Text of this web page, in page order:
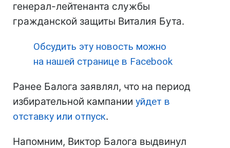
генерал-лейтенанта службы
гражданской защиты Виталия Бута.
Обсудить эту новость можно
на нашей странице в Facebook
Ранее Балога заявлял, что на период
избирательной кампании уйдет в
отставку или отпуск.
Напомним, Виктор Балога выдвинул